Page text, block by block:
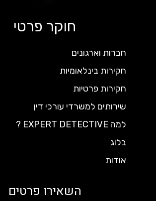
חוקר פרטי
חברות וארגונים
חקירות בינלאומיות
חקירות פרטיות
שירותים למשרדי עורכי דין
למה EXPERT DETECTIVE ?
בלוג
אודות
השאירו פרטים